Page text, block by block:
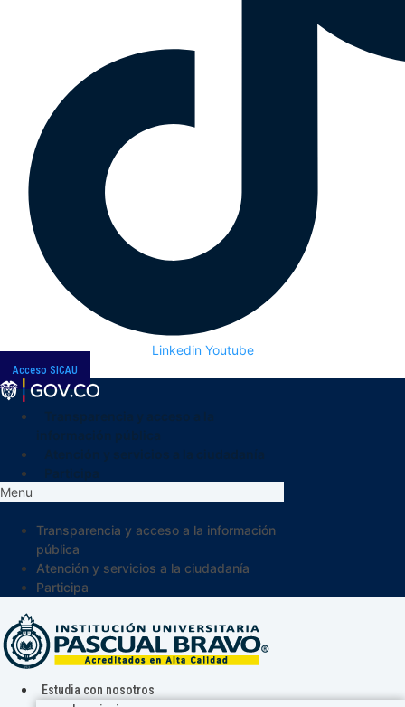
Linkedin Youtube
Acceso SICAU
Menu
Transparencia y acceso a la información
pública
Atención y servicios a la ciudadanía
Participa
Estudia con nosotros